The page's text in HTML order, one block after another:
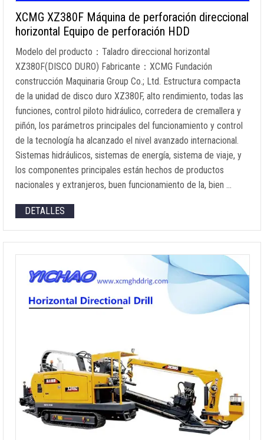
XCMG XZ380F Máquina de perforación direccional
horizontal Equipo de perforación HDD
Modelo del producto：Taladro direccional horizontal
XZ380F(DISCO DURO) Fabricante：XCMG Fundación
construcción Maquinaria Group Co.; Ltd. Estructura compacta
de la unidad de disco duro XZ380F, alto rendimiento, todas las
funciones, control piloto hidráulico, corredera de cremallera y
piñón, los parámetros principales del funcionamiento y control
de la tecnología ha alcanzado el nivel avanzado internacional.
Sistemas hidráulicos, sistemas de energía, sistema de viaje, y
los componentes principales están hechos de productos
nacionales y extranjeros, buen funcionamiento de la, bien …
DETALLES